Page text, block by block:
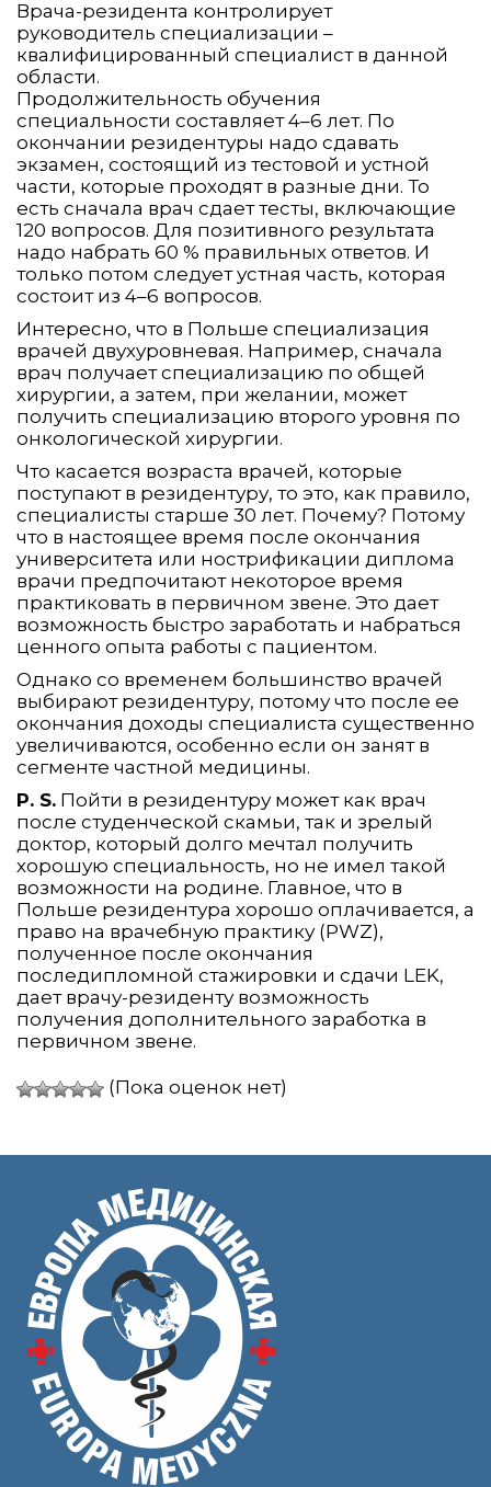
Врача-резидента контролирует
руководитель специализации –
квалифицированный специалист в данной
области.
Продолжительность обучения
специальности составляет 4–6 лет. По
окончании резидентуры надо сдавать
экзамен, состоящий из тестовой и устной
части, которые проходят в разные дни. То
есть сначала врач сдает тесты, включающие
120 вопросов. Для позитивного результата
надо набрать 60 % правильных ответов. И
только потом следует устная часть, которая
состоит из 4–6 вопросов.
Интересно, что в Польше специализация
врачей двухуровневая. Например, сначала
врач получает специализацию по общей
хирургии, а затем, при желании, может
получить специализацию второго уровня по
онкологической хирургии.
Что касается возраста врачей, которые
поступают в резидентуру, то это, как правило,
специалисты старше 30 лет. Почему? Потому
что в настоящее время после окончания
университета или нострификации диплома
врачи предпочитают некоторое время
практиковать в первичном звене. Это дает
возможность быстро заработать и набраться
ценного опыта работы с пациентом.
Однако со временем большинство врачей
выбирают резидентуру, потому что после ее
окончания доходы специалиста существенно
увеличиваются, особенно если он занят в
сегменте частной медицины.
P. S. Пойти в резидентуру может как врач
после студенческой скамьи, так и зрелый
доктор, который долго мечтал получить
хорошую специальность, но не имел такой
возможности на родине. Главное, что в
Польше резидентура хорошо оплачивается, а
право на врачебную практику (PWZ),
полученное после окончания
последипломной стажировки и сдачи LEK,
дает врачу-резиденту возможность
получения дополнительного заработка в
первичном звене.
(Пока оценок нет)